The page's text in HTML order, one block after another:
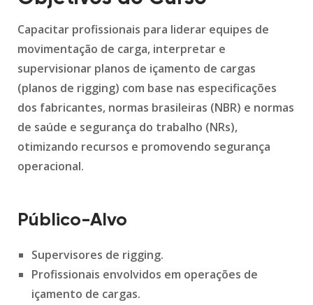
Capacitar profissionais para liderar equipes de
movimentação de carga, interpretar e
supervisionar planos de içamento de cargas
(planos de rigging) com base nas especificações
dos fabricantes, normas brasileiras (NBR) e normas
de saúde e segurança do trabalho (NRs),
otimizando recursos e promovendo segurança
operacional.
Público-Alvo
Supervisores de rigging.
Profissionais envolvidos em operações de
içamento de cargas.